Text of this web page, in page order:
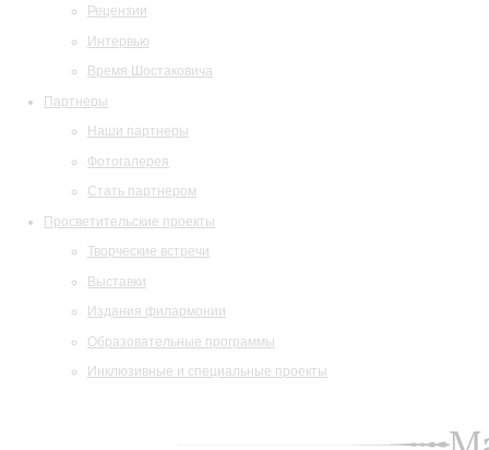
Рецензии
Интервью
Время Шостаковича
Партнеры
Наши партнеры
Фотогалерея
Стать партнером
Просветительские проекты
Творческие встречи
Выставки
Издания филармонии
Образовательные программы
Инклюзивные и специальные проекты